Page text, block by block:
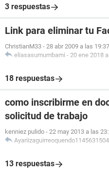
3 respuestas
Link para eliminar tu
ChristianM33 - 28 abr 2009 a las 19:37
eliasasumumbami - 20 ene 2018
18 respuestas
como inscribirme en
solicitud de trabajo
kenniez pulido - 22 may 2013 a las
13 respuestas